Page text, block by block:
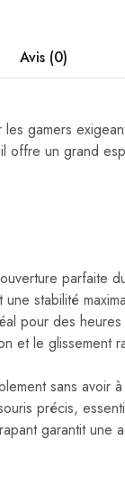
Avis (0)
gamers
offre un grand
parfaite
stabilité
pour des
et le glissement
sans avoir
précis,
garantit une